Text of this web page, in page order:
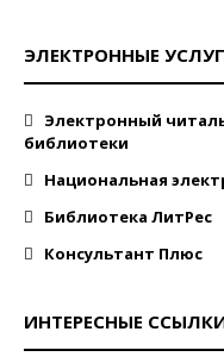
ЭЛЕКТРОННЫЕ
Электронный
библиотеки
Национальная
Библиотека ЛитРес
Консультант Плюс
ИНТЕРЕСНЫЕ